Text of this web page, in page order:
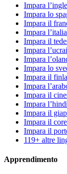
Impara
Impara lo
Impara il
Impara
Impara il
Impara
Impara
Impara lo
Impara il
Impara
Impara il
Impara l’hindi
Impara il
Impara il
Impara il
119+ altre
Apprendimento